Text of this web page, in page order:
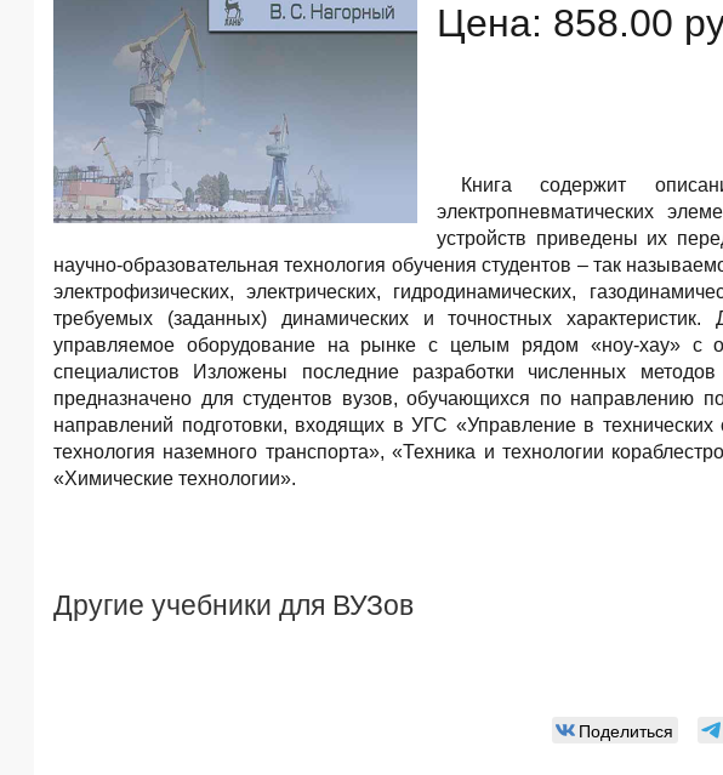
Цена: 858.00
Книга содержит
электропневматических
устройств приведены их
научно-образовательная технология обучения студентов – так
электрофизических, электрических, гидродинамических,
требуемых (заданных) динамических и точностных
управляемое оборудование на рынке с целым рядом «ноу-хау» с
специалистов Изложены последние разработки численных методов
предназначено для студентов вузов, обучающихся по направлению
направлений подготовки, входящих в УГС «Управление в
технология наземного транспорта», «Техника и технологии
«Химические технологии».
Другие учебники для ВУЗов
Поделиться